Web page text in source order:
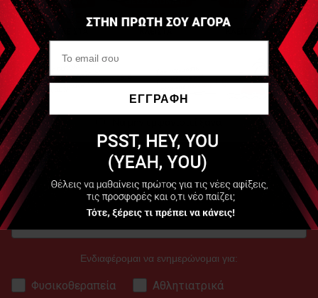
−
Αναλυτική Περιγραφή
..
ΕΓΓΡΑΦΗ ΣΤΟ NEWSLETTER
Ενδιαφέρομαι να ενημερώνομαι για:
Φυσικοθεραπεία
Αθλητιατρικά
ΕΓΓΡΑΦΗ